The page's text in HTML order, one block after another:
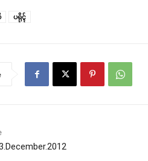
ပရိုၚ်